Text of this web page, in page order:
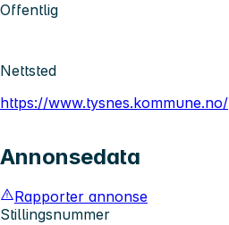
Offentlig
Nettsted
https://www.tysnes.kommune.no/
Annonsedata
Rapporter annonse
Stillingsnummer